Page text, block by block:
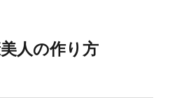
人の作り方